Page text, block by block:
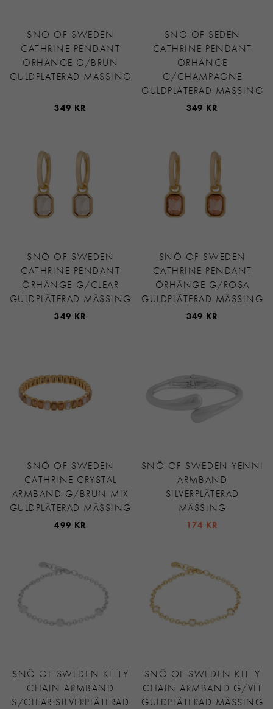
SNÖ OF SWEDEN
CATHRINE PENDANT
ÖRHÄNGE G/BRUN
GULDPLÄTERAD MÄSSING
349 KR
SNÖ OF SEDEN
CATHRINE PENDANT
ÖRHÄNGE
G/CHAMPAGNE
GULDPLÄTERAD MÄSSING
349 KR
SNÖ OF SWEDEN
CATHRINE PENDANT
ÖRHÄNGE G/CLEAR
GULDPLÄTERAD MÄSSING
349 KR
SNÖ OF SWEDEN
CATHRINE PENDANT
ÖRHÄNGE G/ROSA
GULDPLÄTERAD MÄSSING
349 KR
SNÖ OF SWEDEN
CATHRINE CRYSTAL
ARMBAND G/BRUN MIX
GULDPLÄTERAD MÄSSING
499 KR
SNÖ OF SWEDEN YENNI
ARMBAND
SILVERPLÄTERAD
MÄSSING
174 KR
SNÖ OF SWEDEN KITTY
CHAIN ARMBAND
S/CLEAR SILVERPLÄTERAD
SNÖ OF SWEDEN KITTY
CHAIN ARMBAND G/VIT
GULDPLÄTERAD MÄSSING